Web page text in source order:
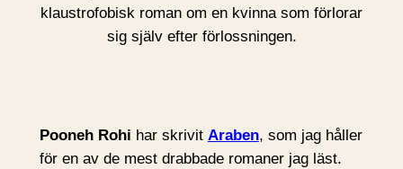
klaustrofobisk roman om en kvinna som förlorar
sig själv efter förlossningen.
Pooneh Rohi har skrivit Araben, som jag håller
för en av de mest drabbade romaner jag läst.